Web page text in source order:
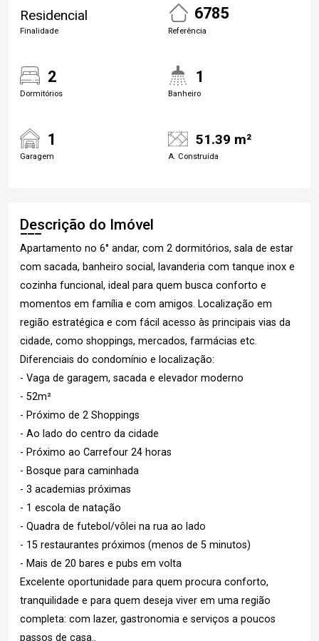
Residencial
Finalidade
6785
Referência
2
Dormitórios
1
Banheiro
1
Garagem
51.39 m²
A. Construída
Descrição do Imóvel
Apartamento no 6° andar, com 2 dormitórios, sala de estar
com sacada, banheiro social, lavanderia com tanque inox e
cozinha funcional, ideal para quem busca conforto e
momentos em família e com amigos. Localização em
região estratégica e com fácil acesso às principais vias da
cidade, como shoppings, mercados, farmácias etc.
Diferenciais do condomínio e localização:
- Vaga de garagem, sacada e elevador moderno
- 52m²
- Próximo de 2 Shoppings
- Ao lado do centro da cidade
- Próximo ao Carrefour 24 horas
- Bosque para caminhada
- 3 academias próximas
- 1 escola de natação
- Quadra de futebol/vôlei na rua ao lado
- 15 restaurantes próximos (menos de 5 minutos)
- Mais de 20 bares e pubs em volta
Excelente oportunidade para quem procura conforto,
tranquilidade e para quem deseja viver em uma região
completa: com lazer, gastronomia e serviços a poucos
passos de casa..